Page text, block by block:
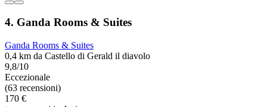
4. Ganda Rooms & Suites
Ganda Rooms & Suites
0,4 km da Castello di Gerald il diavolo
9,8/10
Eccezionale
(63 recensioni)
170 €